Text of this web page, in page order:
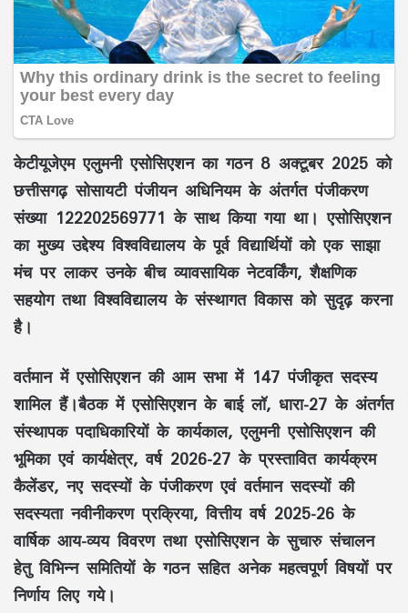
केटीयूजेएम एलुमनी एसोसिएशन का गठन 8 अक्टूबर 2025 को
छत्तीसगढ़ सोसायटी पंजीयन अधिनियम के अंतर्गत पंजीकरण
संख्या 122202569771 के साथ किया गया था। एसोसिएशन
का मुख्य उद्देश्य विश्वविद्यालय के पूर्व विद्यार्थियों को एक साझा
मंच पर लाकर उनके बीच व्यावसायिक नेटवर्किंग, शैक्षणिक
सहयोग तथा विश्वविद्यालय के संस्थागत विकास को सुदृढ़ करना
है।
वर्तमान में एसोसिएशन की आम सभा में 147 पंजीकृत सदस्य
शामिल हैं।बैठक में एसोसिएशन के बाई लॉ, धारा-27 के अंतर्गत
संस्थापक पदाधिकारियों के कार्यकाल, एलुमनी एसोसिएशन की
भूमिका एवं कार्यक्षेत्र, वर्ष 2026-27 के प्रस्तावित कार्यक्रम
कैलेंडर, नए सदस्यों के पंजीकरण एवं वर्तमान सदस्यों की
सदस्यता नवीनीकरण प्रक्रिया, वित्तीय वर्ष 2025-26 के
वार्षिक आय-व्यय विवरण तथा एसोसिएशन के सुचारु संचालन
हेतु विभिन्न समितियों के गठन सहित अनेक महत्वपूर्ण विषयों पर
निर्णाय लिए गये।